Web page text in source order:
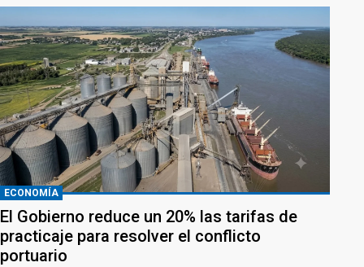
ECONOMÍA
El Gobierno reduce un 20% las tarifas de
practicaje para resolver el conflicto
portuario